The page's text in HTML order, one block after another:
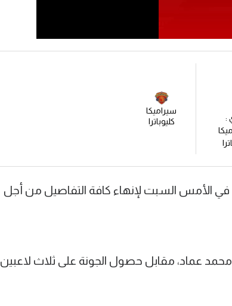
:
سيراميكا
كليوباترا
في الأمس السبت لإنهاء كافة التفاصيل من أجل
عماد، مقابل حصول الجونة على ثلاث لاعبين